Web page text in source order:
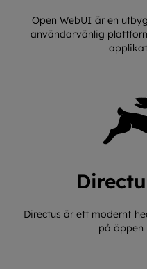
​Open WebUI är en
användarvänlig
Directus är ett modernt
på öppen